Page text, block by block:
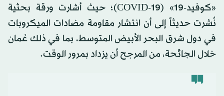
«كوفيد-19» (COVID-19)؛ حيث أشارت ورقة بحثية
نُشرت حديثاً إلى أن انتشار مقاومة مضادات الميكروبات
في دول شرق البحر الأبيض المتوسط، بما في ذلك عُمان
خلال الجائحة، من المرجح أن يزداد بمرور الوقت.